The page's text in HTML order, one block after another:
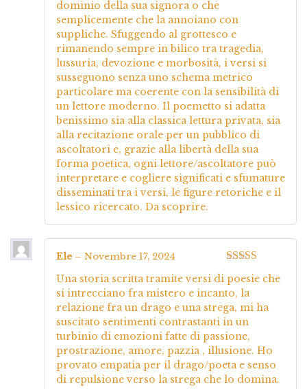
dominio della sua signora o che
semplicemente che la annoiano con
suppliche. Sfuggendo al grottesco e
rimanendo sempre in bilico tra tragedia,
lussuria, devozione e morbosità, i versi si
susseguono senza uno schema metrico
particolare ma coerente con la sensibilità di
un lettore moderno. Il poemetto si adatta
benissimo sia alla classica lettura privata, sia
alla recitazione orale per un pubblico di
ascoltatori e, grazie alla libertà della sua
forma poetica, ogni lettore/ascoltatore può
interpretare e cogliere significati e sfumature
disseminati tra i versi, le figure retoriche e il
lessico ricercato. Da scoprire.
Valutato 5
5
Ele – Novembre 17, 2024
Una storia scritta tramite versi di poesie che
si intrecciano fra mistero e incanto, la
relazione fra un drago e una strega, mi ha
suscitato sentimenti contrastanti in un
turbinio di emozioni fatte di passione,
prostrazione, amore, pazzia , illusione. Ho
provato empatia per il drago/poeta e senso
di repulsione verso la strega che lo domina.